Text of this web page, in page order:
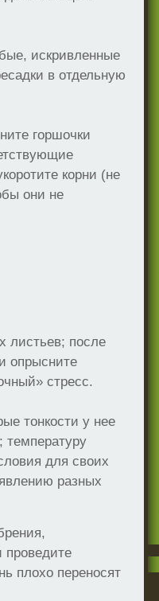
искривленные
в отдельную
горшочки
корни (не
они не
листьев; после
опрысните
стресс.
тонкости у нее
температуру
для своих
разных
проведите
плохо переносят